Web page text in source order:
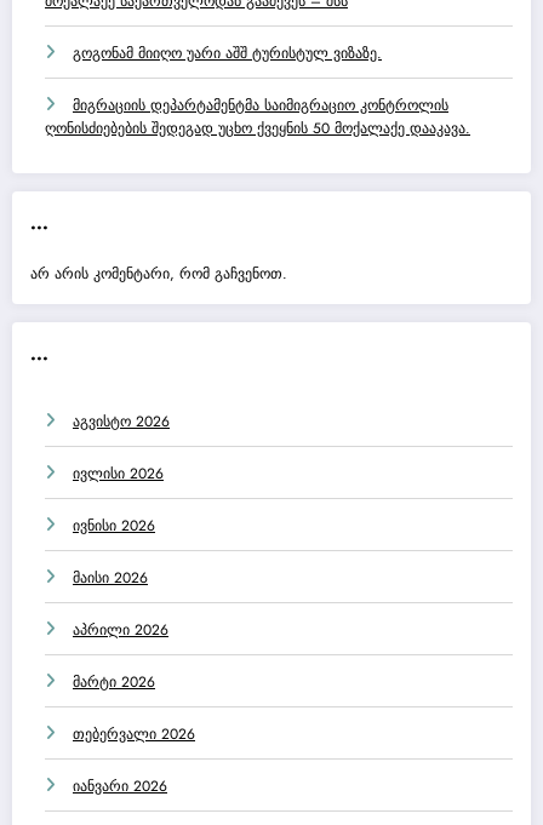
გოგონამ მიიღო უარი აშშ ტურისტულ ვიზაზე.
მიგრაციის დეპარტამენტმა საიმიგრაციო კონტროლის
ღონისძიებების შედეგად უცხო ქვეყნის 50 მოქალაქე დააკავა.
...
არ არის კომენტარი, რომ გაჩვენოთ.
...
აგვისტო 2026
ივლისი 2026
ივნისი 2026
მაისი 2026
აპრილი 2026
მარტი 2026
თებერვალი 2026
იანვარი 2026